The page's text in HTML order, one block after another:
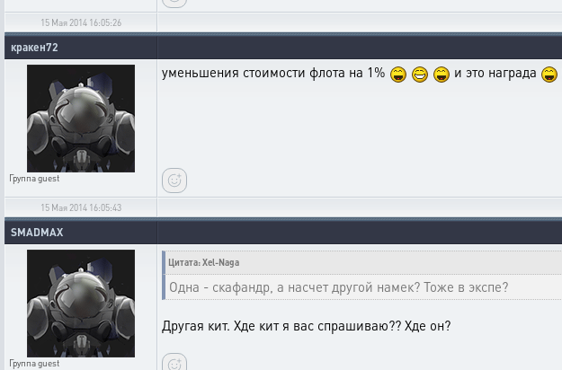
15 Мая 2014 16:05:26
кракен72
Группаguest
уменьшения стоимости флота на 1% и это награда
15 Мая 2014 16:05:43
SMADMAX
Группаguest
Цитата: Xel-Naga
Одна - скафандр, а насчет другой намек? Тоже в экспе?
Другая кит. Хде кит я вас спрашиваю?? Хде он?